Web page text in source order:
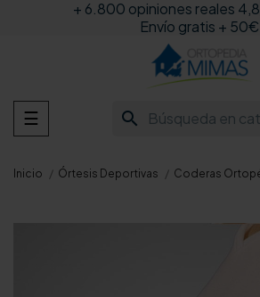
+ 6.800 opiniones reales 4,8/5
Envío gratis + 50€
search
Navegación
de
☰
Inicio Órtesis Deportivas Coderas